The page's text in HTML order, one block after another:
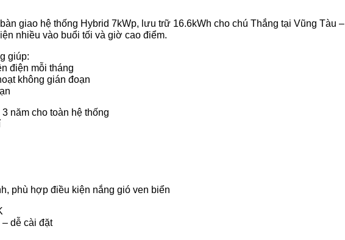
giao hệ thống Hybrid 7kWp, lưu trữ 16.6kWh cho chú Thắng tại Vũng Tàu
nhiều vào buổi tối và giờ cao điểm.
giúp:
điện mỗi tháng
không gián đoạn
năm cho toàn hệ thống
phù hợp điều kiện nắng gió ven biển
dễ cài đặt